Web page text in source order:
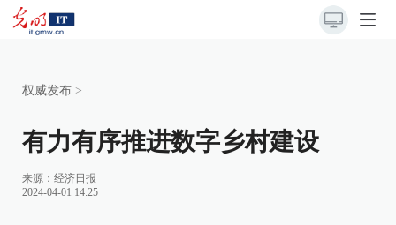
权威发布 >
有力有序推进数字乡村建设
来源： 经济日报
2024-04-01 14:25